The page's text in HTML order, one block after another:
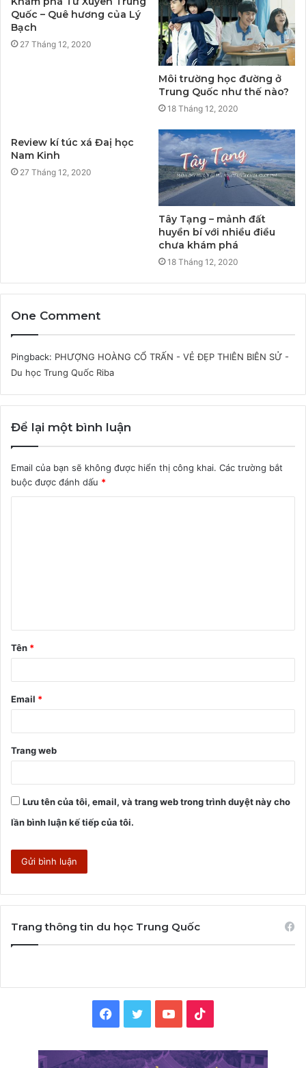
Quốc – Quê hương của Lý
Bạch
27 Tháng 12, 2020
Môi trường học đường ở
Trung Quốc như thế nào?
18 Tháng 12, 2020
Review kí túc xá Đaị học
Nam Kinh
27 Tháng 12, 2020
Tây Tạng – mảnh đất
huyền bí với nhiều điều
chưa khám phá
18 Tháng 12, 2020
One Comment
Pingback: PHƯỢNG HOÀNG CỔ TRẤN - VẺ ĐẸP THIÊN BIÊN SỬ -
Du học Trung Quốc Riba
Để lại một bình luận
Email của bạn sẽ không được hiển thị công khai. Các trường bắt
buộc được đánh dấu *
ậ
n
Tên *
Email *
Trang web
Lưu tên của tôi, email, và trang web trong trình duyệt này cho
lần bình luận kế tiếp của tôi.
Trang thông tin du học Trung Quốc
Facebook
TwitterYouTube